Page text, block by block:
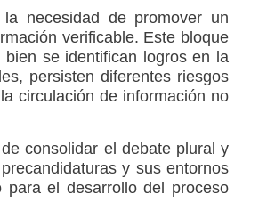
necesidad de promover un
verificable. Este bloque
se identifican logros en la
persisten diferentes riesgos
circulación de información no
consolidar el debate plural y
y sus entornos
el desarrollo del proceso